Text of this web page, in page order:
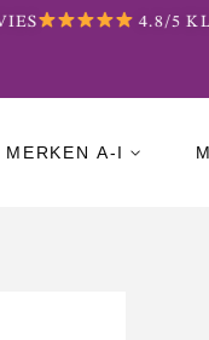
4.8/5
MERKEN A-I